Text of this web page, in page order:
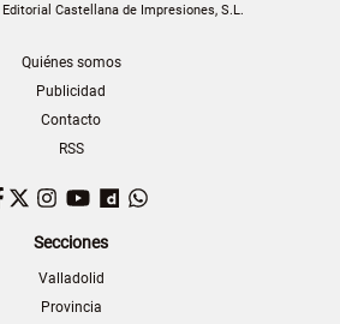
Castellana de Impresiones, S.L.
Quiénes somos
Publicidad
Contacto
RSS
Facebook
TwitterInstagram
YouTubeDailymotion
Secciones
Valladolid
Provincia